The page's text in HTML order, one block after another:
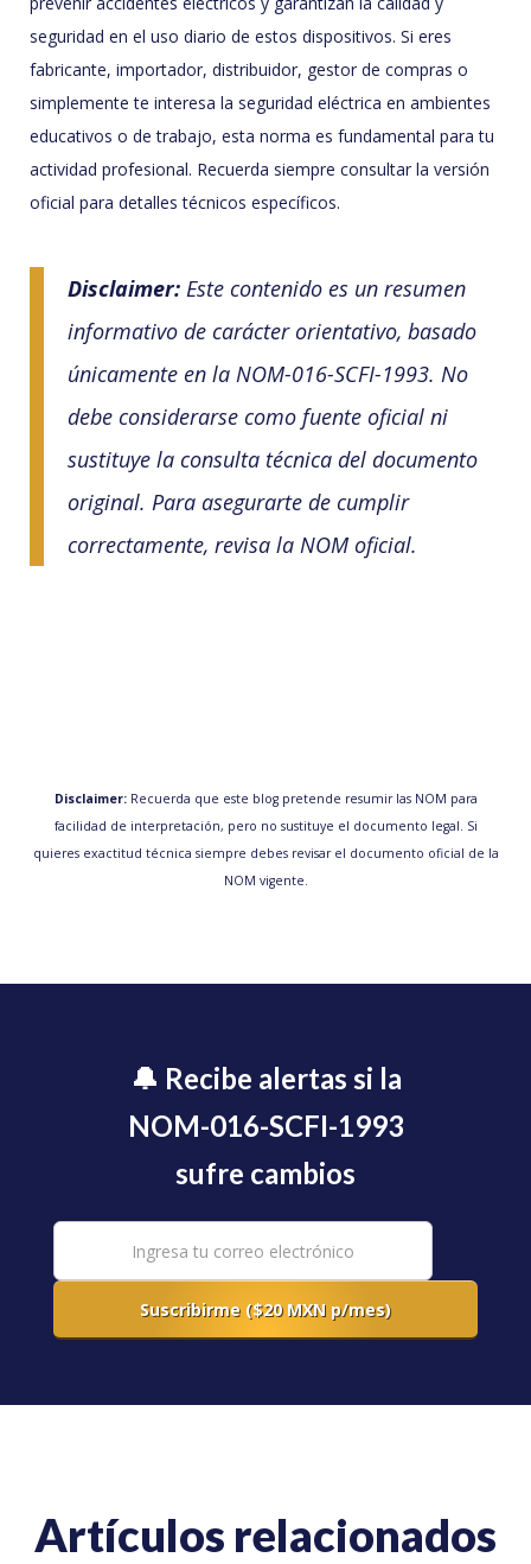
seguridad en el uso diario de estos dispositivos. Si eres
fabricante, importador, distribuidor, gestor de compras o
simplemente te interesa la seguridad eléctrica en ambientes
educativos o de trabajo, esta norma es fundamental para tu
actividad profesional. Recuerda siempre consultar la versión
oficial para detalles técnicos específicos.
Disclaimer: Este contenido es un resumen
informativo de carácter orientativo, basado
únicamente en la NOM-016-SCFI-1993. No
debe considerarse como fuente oficial ni
sustituye la consulta técnica del documento
original. Para asegurarte de cumplir
correctamente, revisa la NOM oficial.
Disclaimer: Recuerda que este blog pretende resumir las NOM para
facilidad de interpretación, pero no sustituye el documento legal. Si
quieres exactitud técnica siempre debes revisar el documento oficial de la
NOM vigente.
🔔 Recibe alertas si la
NOM-016-SCFI-1993
sufre cambios
Artículos relacionados